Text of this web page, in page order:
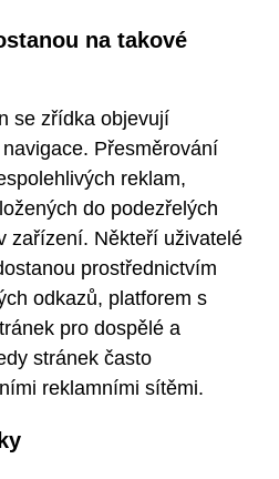
na takové
se zřídka objevují
Přesměrování
reklam,
do podezřelých
zařízení. Někteří uživatelé
prostřednictvím
odkazů, platforem s
pro dospělé a
stránek často
reklamními sítěmi.